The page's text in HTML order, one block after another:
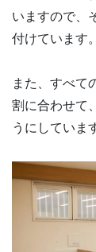
いますので、
付けています。
また、すべて
割に合わせて
うにしていま